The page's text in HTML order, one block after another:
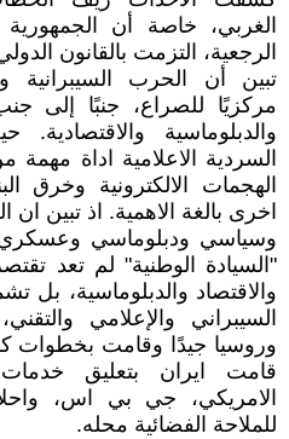
الغربي، خاصة أن الجمهورية
الرجعية، التزمت بالقانون
تبين أن الحرب السيبرانية
مركزيًا للصراع، جنبًا إلى
والدبلوماسية
السردية الاعلامية اداة
الهجمات الالكترونية وخرق
اخرى بالغة الاهمية. اذ تبين
وسياسي ودبلوماسي
"السيادة الوطنية" لم تعد
والاقتصاد والدبلوماسية، بل
السيبراني والإعلامي
وروسيا جيدًا وقامت بخطوات
قامت ايران بتعليق
الامريكي، جي بي اس،
للملاحة الفضائية محله.